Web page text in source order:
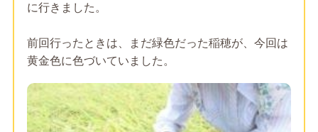
に行きました。
前回行ったときは、まだ緑色だった稲穂が、今回は
黄金色に色づいていました。